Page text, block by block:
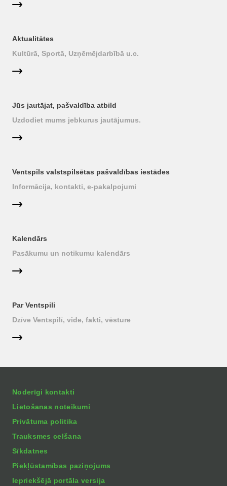
Aktualitātes
Kultūrā, Sportā, Uzņēmējdarbībā u.c.
Jūs jautājat, pašvaldība atbild
Uzdodiet mums jebkurus jautājumus.
Ventspils valstspilsētas pašvaldības iestādes
Informācija, kontakti, e-pakalpojumi
Kalendārs
Pasākumu un notikumu kalendārs
Par Ventspili
Dzīve Ventspilī, vide, fakti, vēsture
Noderīgi kontakti
Lietošanas noteikumi
Privātuma politika
Trauksmes celšana
Sīkdatnes
Piekļūstamības paziņojums
Iepriekšējā portāla versija